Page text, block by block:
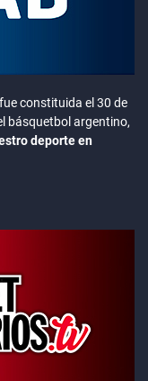
constituida el 30 de
básquetbol argentino,
deporte en